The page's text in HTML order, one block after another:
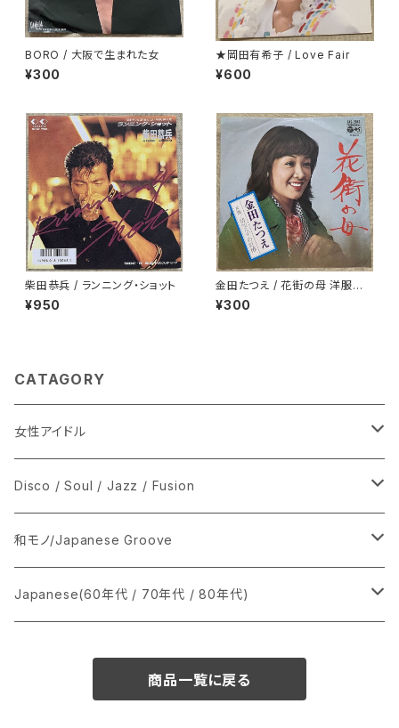
BORO / 大阪で生まれた女
¥300
★岡田有希子 / Love Fair
¥600
柴田恭兵 / ランニング・ショット
¥950
金田たつえ / 花街の母 洋服ジャ
ケ
¥300
CATAGORY
女性アイドル
シングル盤
あ行
か行
LP
CD
Disco / Soul / Jazz / Fusion
シングル盤
A
12インチ・シングル
和モノ/Japanese Groove
シングル盤
Japanese(60年代 / 70年代 / 80年代)
商品一覧に戻る